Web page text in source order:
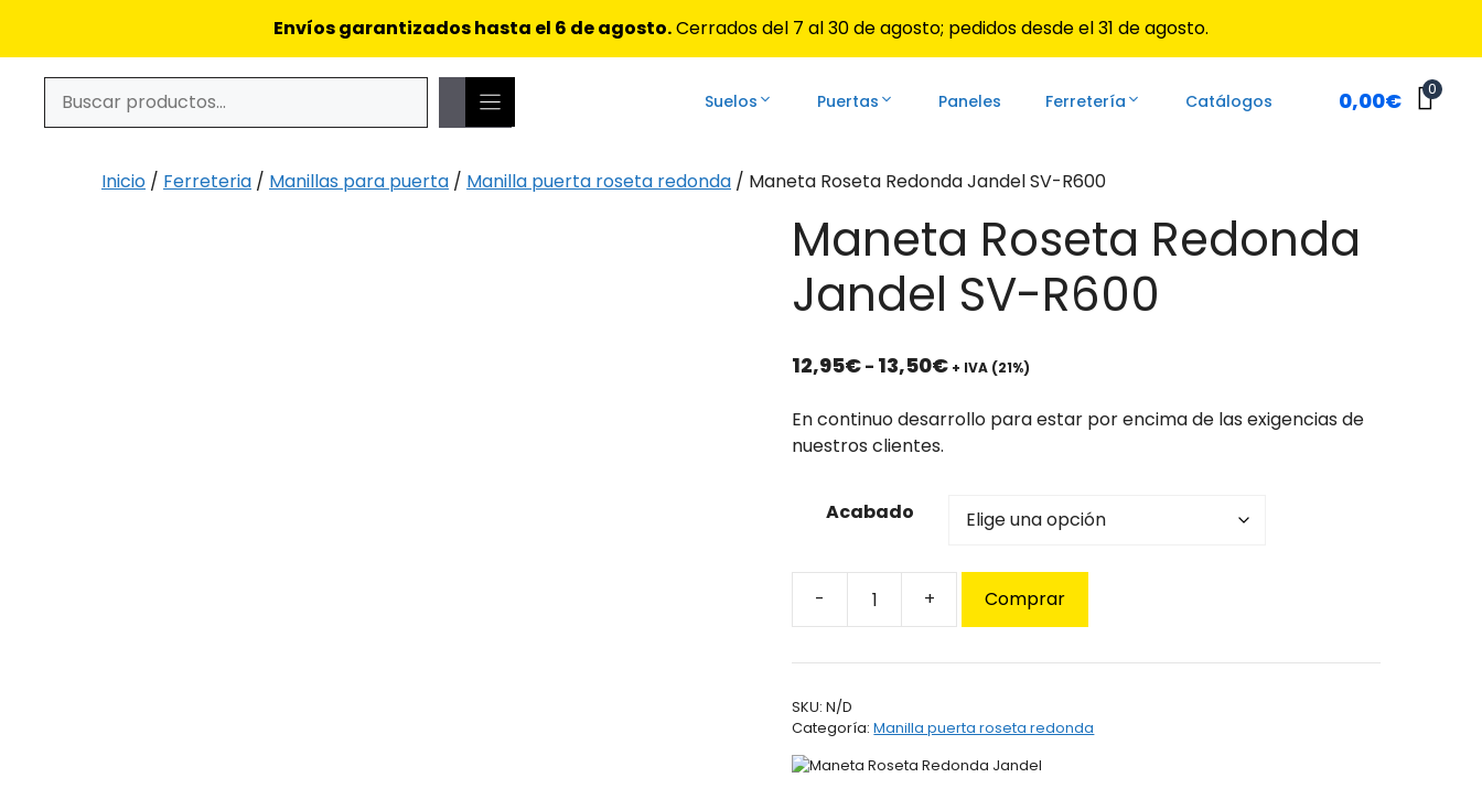
contenido
Envíos garantizados hasta el 6 de agosto.Cerrados del 7 al 30 de agosto; pedidos desde el 31 de agosto.
Suelos Puertas Paneles Ferretería Catálogos 0,00€ 0
Inicio / Ferreteria / Manillas para puerta / Manilla puerta roseta redonda / Maneta Roseta Redonda Jandel SV-R600
Maneta Roseta Redonda
Jandel SV-R600
12,95€- 13,50€Rango
precios:
13,50€
+ IVA (21%)
En continuo desarrollo para estar por encima de las exigencias de
nuestros clientes.
Acabado
Redonda
SV-
R600
cantidad
Comprar
SKU:N/D
Categoría:Manilla puerta roseta redonda
desde
12,95€